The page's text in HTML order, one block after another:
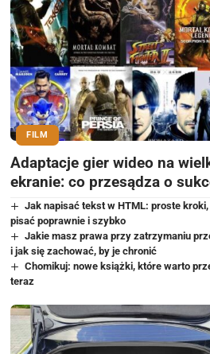
FILM
Adaptacje gier wideo na
ekranie: co przesądza o
Jak napisać tekst w HTML: proste
pisać poprawnie i szybko
Jakie masz prawa przy zatrzymaniu
i jak się zachować, by je chronić
Chomikuj: nowe książki, które warto
teraz